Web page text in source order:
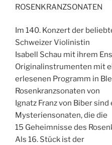
ROSENKRANZSONATEN
Im 140. Konzert der
Schweizer Violinistin
Isabell Schau mit ihrem
Originalinstrumenten mit
erlesenen Programm in
Rosenkranzsonaten von
Ignatz Franz von Biber
Mysteriensonaten, die die
15 Geheimnisse des
Als 16. Stück ist der